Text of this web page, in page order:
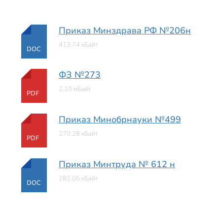
DOC
Приказ Минздрава РФ №206н
413.74 кБайт
PDF
ФЗ №273
2.10 мБайт
PDF
Приказ Минобрнауки №499
270.28 кБайт
DOC
Приказ Минтруда № 612 н
282.05 кБайт